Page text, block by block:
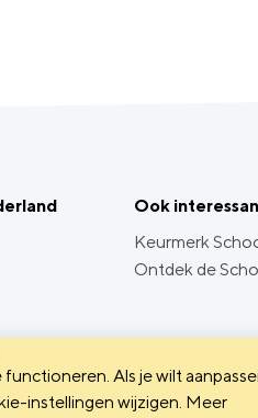
Ook
Keurmerk
Ontdek de
Als je wilt
instellingen wijzigen. Meer